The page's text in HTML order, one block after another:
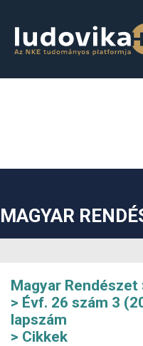
MAGYAR
Magyar Rendészet
Évf. 26 szám 3
lapszám
Cikkek